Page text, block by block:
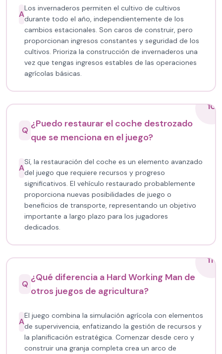
A
Los invernaderos permiten el cultivo de cultivos
durante todo el año, independientemente de los
cambios estacionales. Son caros de construir, pero
proporcionan ingresos constantes y seguridad de los
cultivos. Prioriza la construcción de invernaderos una
vez que tengas ingresos estables de las operaciones
agrícolas básicas.
10
Q
¿Puedo restaurar el coche destrozado
que se menciona en el juego?
A
Sí, la restauración del coche es un elemento avanzado
del juego que requiere recursos y progreso
significativos. El vehículo restaurado probablemente
proporciona nuevas posibilidades de juego o
beneficios de transporte, representando un objetivo
importante a largo plazo para los jugadores
dedicados.
11
Q
¿Qué diferencia a Hard Working Man de
otros juegos de agricultura?
A
El juego combina la simulación agrícola con elementos
de supervivencia, enfatizando la gestión de recursos y
la planificación estratégica. Comenzar desde cero y
construir una granja completa crea un arco de